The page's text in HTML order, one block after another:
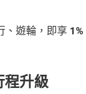
、遊輪，即享 1%
程升級